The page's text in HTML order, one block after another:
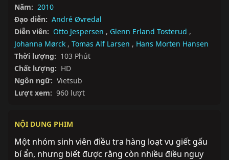
Năm: 2010
Đạo diễn: André Øvredal
Diễn viên: Otto Jespersen , Glenn Erland Tosterud ,
Johanna Mørck , Tomas Alf Larsen , Hans Morten Hansen
Thời lượng: 103 Phút
Chất lượng: HD
Ngôn ngữ: Vietsub
Lượt xem: 960 lượt
NỘI DUNG PHIM
Một nhóm sinh viên điều tra hàng loạt vụ giết gấu
bí ẩn, nhưng biết được rằng còn nhiều điều nguy